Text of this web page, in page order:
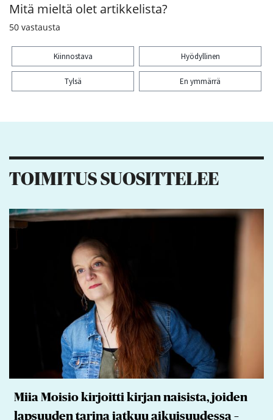
Mitä mieltä olet artikkelista?
50 vastausta
Kiinnostava Hyödyllinen
Tylsä En ymmärrä
TOIMITUS SUOSITTELEE
Miia Moisio kirjoitti kirjan naisista, joiden
lapsuuden tarina jatkuu aikuisuudessa –